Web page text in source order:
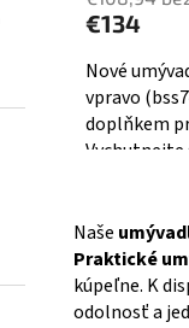
€134
Nové
vpravo
doplňkem
Vychutnejte
Naše
Praktické
kúpeľne. K
odolnosť a